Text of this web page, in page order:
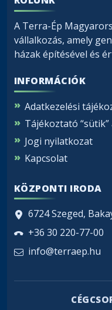
A Terra-Ép
vállalkozás, amely
házak építésével és
INFORMÁCIÓK
Adatkezelési
Tájékoztató
Jogi nyilatkozat
Kapcsolat
KÖZPONTI IRODA
6724 Szeged,
+36 30 220-77-00
info@terraep.hu